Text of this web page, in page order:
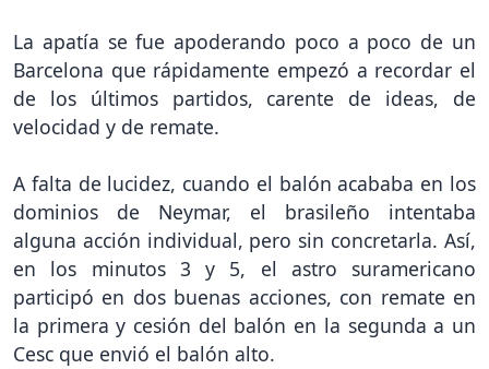
La apatía se fue apoderando poco a poco de un
Barcelona que rápidamente empezó a recordar el
de los últimos partidos, carente de ideas, de
velocidad y de remate.
A falta de lucidez, cuando el balón acababa en los
dominios de Neymar, el brasileño intentaba
alguna acción individual, pero sin concretarla. Así,
en los minutos 3 y 5, el astro suramericano
participó en dos buenas acciones, con remate en
la primera y cesión del balón en la segunda a un
Cesc que envió el balón alto.